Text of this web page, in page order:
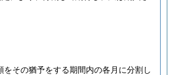
その猶予をする期間内の各月に分割し